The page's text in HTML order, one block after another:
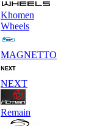
Khomen
Wheels
MAGNETTO
NEXT
Remain